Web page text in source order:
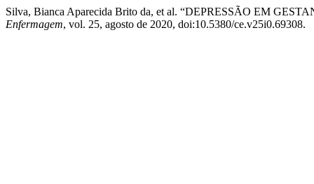
Silva, Bianca Aparecida Brito da, et al. “DEPRESSÃO EM
Enfermagem, vol. 25, agosto de 2020, doi:10.5380/ce.v25i0.69308.